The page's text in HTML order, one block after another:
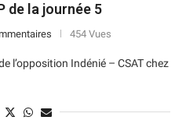
de la journée 5
454 Vues
l’opposition Indénié – CSAT chez